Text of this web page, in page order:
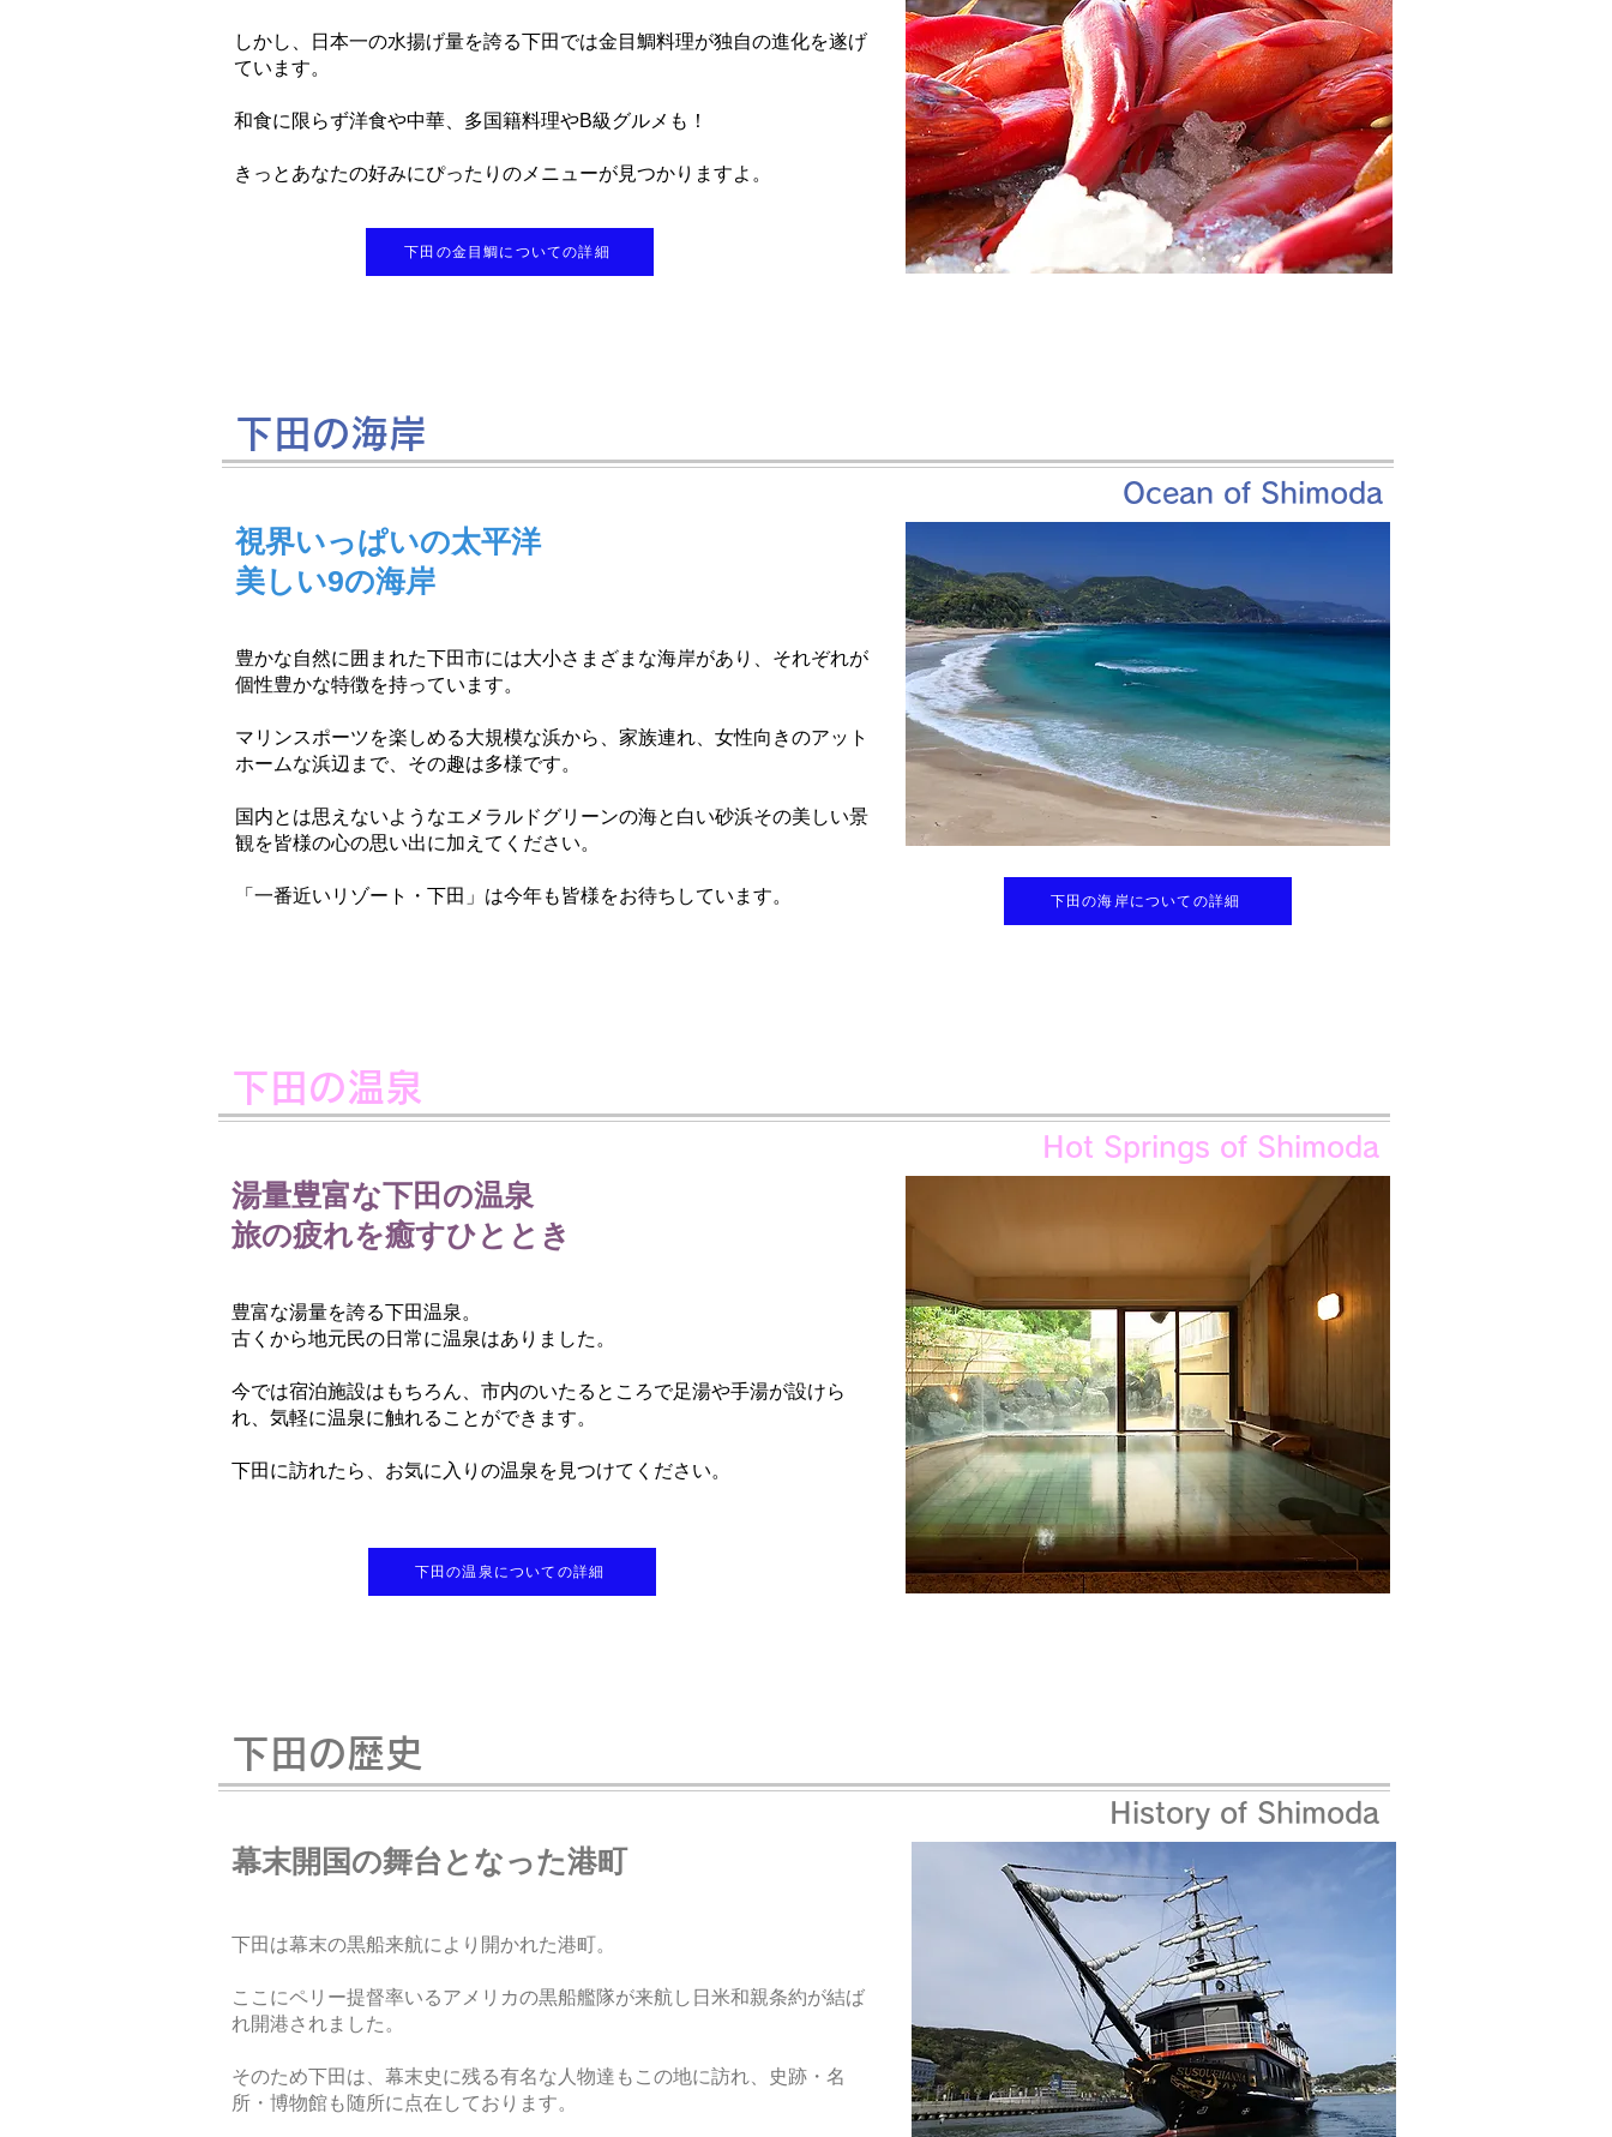
しかし、日本一の水揚げ量を誇る下田では金目鯛料理が独自の進化を遂げ
ています。
和食に限らず洋食や中華、多国籍料理やB級グルメも！
きっとあなたの好みにぴったりのメニューが見つかりますよ。
下田の金目鯛についての詳細
下田の海岸
Ocean of Shimoda
視界いっぱいの太平洋
美しい9の海岸
豊かな自然に囲まれた下田市には大小さまざまな海岸があり、それぞれが
個性豊かな特徴を持っています。
マリンスポーツを楽しめる大規模な浜から、家族連れ、女性向きのアット
ホームな浜辺まで、その趣は多様です。
国内とは思えないようなエメラルドグリーンの海と白い砂浜その美しい景
観を皆様の心の思い出に加えてください。
「一番近いリゾート・下田」は今年も皆様をお待ちしています。 下田の海岸についての詳細
下田の温泉
Hot Springs of Shimoda
湯量豊富な下田の温泉
旅の疲れを癒すひととき
豊富な湯量を誇る下田温泉。
古くから地元民の日常に温泉はありました。
今では宿泊施設はもちろん、市内のいたるところで足湯や手湯が設けら
れ、気軽に温泉に触れることができます。
下田に訪れたら、お気に入りの温泉を見つけてください。
下田の温泉についての詳細
下田の歴史
History of Shimoda
幕末開国の舞台となった港町
下田は幕末の黒船来航により開かれた港町。
ここにペリー提督率いるアメリカの黒船艦隊が来航し日米和親条約が結ば
れ開港されました。
そのため下田は、幕末史に残る有名な人物達もこの地に訪れ、史跡・名
所・博物館も随所に点在しております。